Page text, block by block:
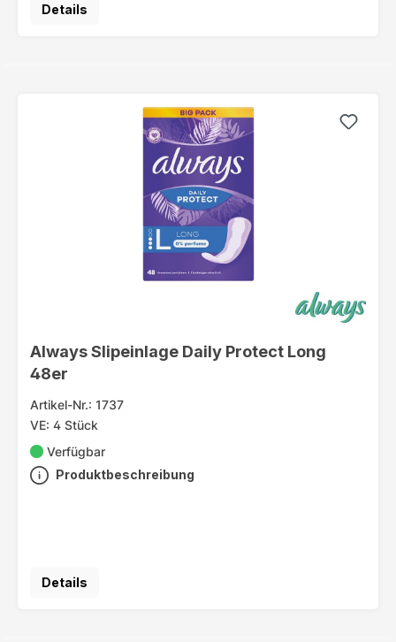
Details
Always Slipeinlage Daily Protect Long
48er
Artikel-Nr.: 1737
VE: 4 Stück
Verfügbar
Produktbeschreibung
Details